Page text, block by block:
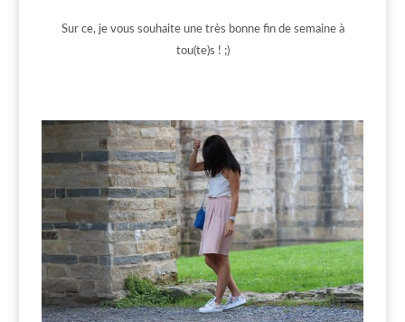
Sur ce, je vous souhaite une très bonne fin de semaine à
tou(te)s ! ;)